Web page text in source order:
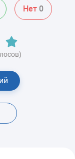
Нет 0